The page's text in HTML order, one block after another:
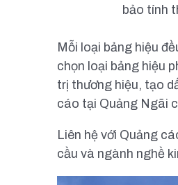
bảo tính
Mỗi loại bảng hiệu
chọn loại bảng hiệu
trị thương hiệu, tạo
cáo tại Quảng Ngãi
Liên hệ với Quảng
cầu và ngành nghề